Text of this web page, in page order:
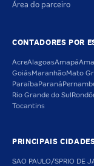
Área do parceiro
CONTADORES POR
AcreAlagoasAmapá
GoiásMaranhãoMato
Paraíba Paraná
Rio Grande do Sul
Tocantins
PRINCIPAIS
SAO PAULO/SPRIO DE